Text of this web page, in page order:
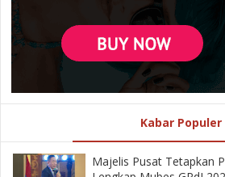
Kabar Populer
Majelis Pusat Tetapkan